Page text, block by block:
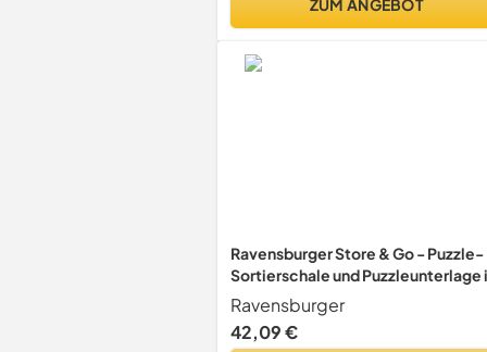
Ravensburger Store & Go - Puzzle-
Sortierschale und Puzzleunterlage
einem
Ravensburger
42,09 €